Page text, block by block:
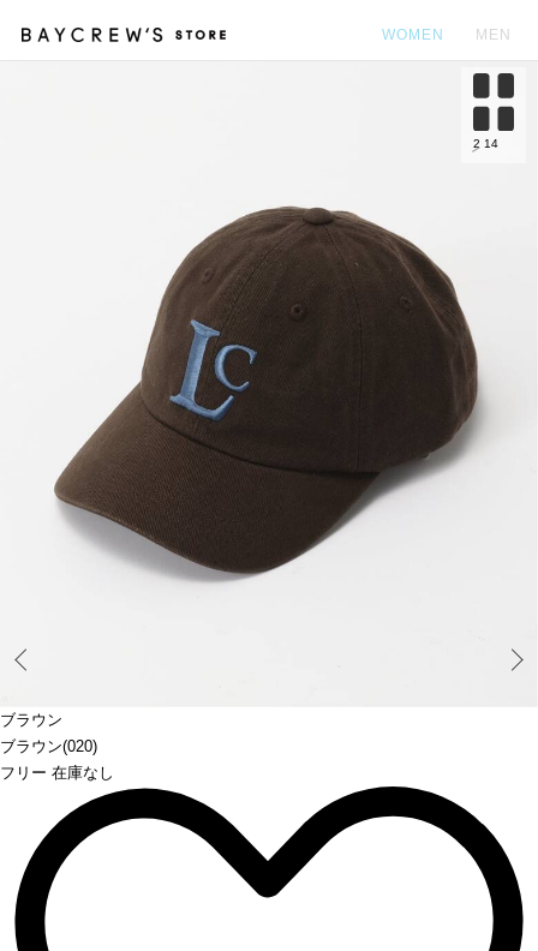
WOMEN MEN
ブラウン
ブラウン(020)
フリー 在庫なし
2 14